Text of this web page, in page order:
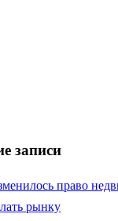
записи
право
рынку